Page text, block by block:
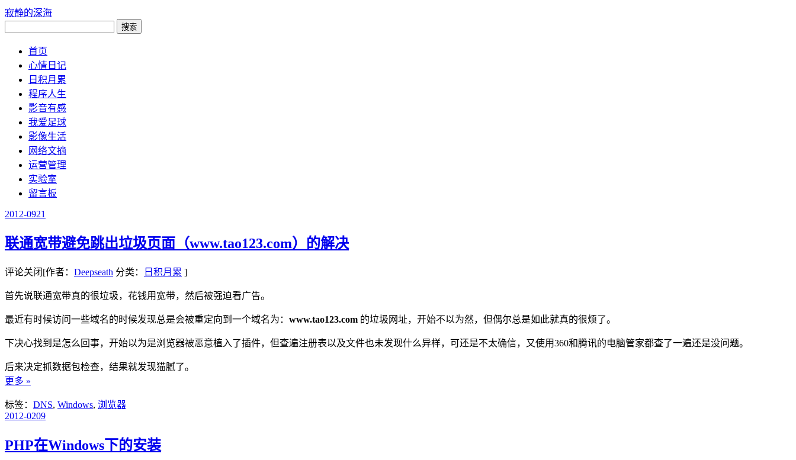
寂静的深海
首页
心情日记
日积月累
程序人生
影音有感
我爱足球
影像生活
网络文摘
运营管理
实验室
留言板
2012-0921
联通宽带避免跳出垃圾页面（www.tao123.com）的解决
评论关闭 [作者： Deepseath 分类： 日积月累 ]
首先说联通宽带真的很垃圾，花钱用宽带，然后被强迫看广告。
最近有时候访问一些域名的时候发现总是会被重定向到一个域名为： www.tao123.com 的垃圾网址，开始不以为然，但偶尔总是如此就真的很烦了。
下决心找到是怎么回事，开始以为是浏览器被恶意植入了插件，但查遍注册表以及文件也未发现什么异样，可还是不太确信，又使用360和腾讯的电脑管家都查了一遍还是没问题。
后来决定抓数据包检查，结果就发现猫腻了。
更多 »
标签： DNS, Windows, 浏览器
2012-0209
PHP在Windows下的安装